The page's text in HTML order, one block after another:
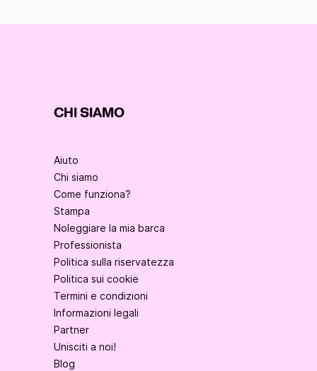
CHI SIAMO
Aiuto
Chi siamo
Come funziona?
Stampa
Noleggiare la mia barca
Professionista
Politica sulla riservatezza
Politica sui cookie
Termini e condizioni
Informazioni legali
Partner
Unisciti a noi!
Blog